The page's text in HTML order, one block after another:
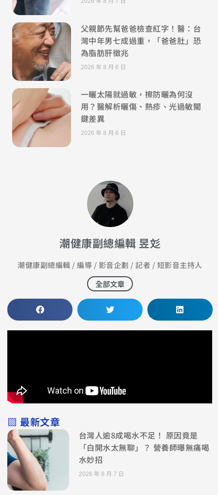
父親節先幫爸爸檢查紅字！醫：台
灣中年男七成過重，「爸爸肚」恐
為脂肪肝徵兆
2026 年 8 月 6 日
一曬太陽就過敏，擦防曬為何沒
用？醫解析曬傷、熱疹、光過敏關
鍵差異
2026 年 8 月 6 日
潮健康副總編輯 昱彣
潮健康副總編輯 / 編導 / 影音企劃 / 記者 / 短影音主持人
全部文章
▧ 最新文章
台灣人逾8成喝水不足！ 原因竟是
「白開水太無聊」？ 營養師曝無痛喝
水妙招
2026 年 8 月 7 日